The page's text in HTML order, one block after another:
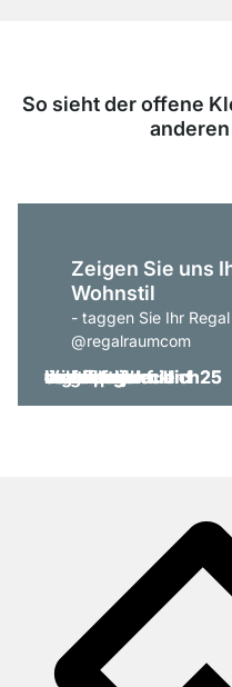
So sieht der offene
Zeigen Sie uns
Wohnstil
- taggen Sie Ihr
@regalraumcom